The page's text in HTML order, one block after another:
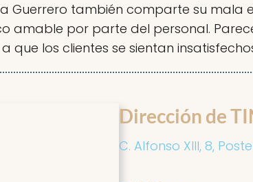
Guerrero también comparte su mala
amable por parte del personal.
los clientes se sientan insatisfechos
Dirección de
C. Alfonso XIII, 8,